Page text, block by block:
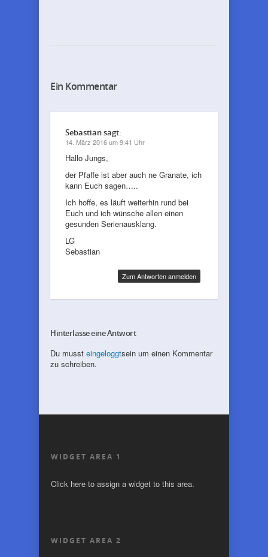
Ein Kommentar
Sebastiansagt:
14. März 2016 um 9:41 Uhr
Hallo Jungs,
der Pfaffe ist aber auch ne Granate, ich
kann Euch sagen…..
Ich hoffe, es läuft weiterhin rund bei
Euch und ich wünsche allen einen
gesunden Serienausklang.
LG
Sebastian
Zum Antworten anmelden
Hinterlasse eine Antwort
Du musst eingeloggtsein um einen Kommentar
zu schreiben.
WIDGET AREA 1
Click here to assign a widget to this area.
WIDGET AREA 2